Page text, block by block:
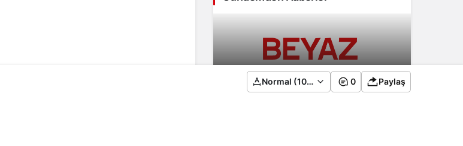
Normal (100%) 0 Paylaş
AK Parti’li Zorlu, Türk Dünyası
Araştırma Merkezi’ni Keçiören’de